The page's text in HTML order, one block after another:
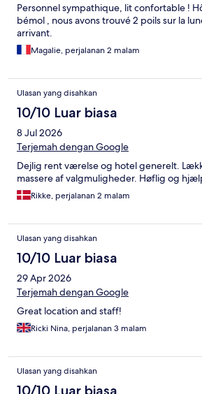
Personnel sympathique, lit confortable !
bémol , nous avons trouvé 2 poils sur la
arrivant.
Magalie, perjalanan 2 malam
Ulasan yang disahkan
10/10 Luar biasa
8 Jul 2026
Terjemah dengan Google
Dejlig rent værelse og hotel generelt.
massere af valgmuligheder. Høflig og
Rikke, perjalanan 2 malam
Ulasan yang disahkan
10/10 Luar biasa
29 Apr 2026
Terjemah dengan Google
Great location and staff!
Ricki Nina, perjalanan 3 malam
Ulasan yang disahkan
10/10 Luar biasa